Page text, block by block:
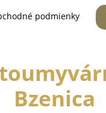
podmienky
Bzenica